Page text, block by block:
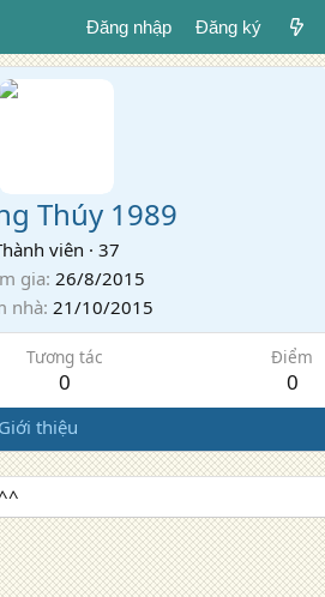
Đăng nhập Đăng ký
Thúy 1989
viên · 37
gia 26/8/2015
nhà 21/10/2015
Tương tác
0
Điểm
0
Giới thiệu